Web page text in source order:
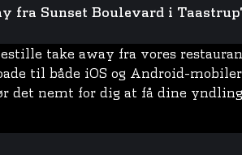
fra Sunset Boulevard i
take away fra vores
til både iOS og Android-
det nemt for dig at få dine